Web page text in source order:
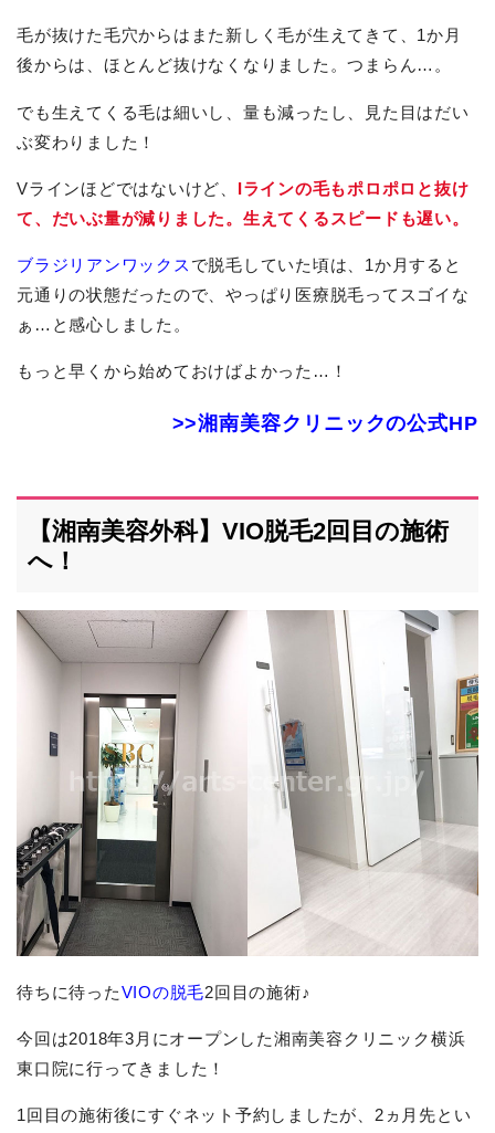
毛が抜けた毛穴からはまた新しく毛が生えてきて、1か月
後からは、ほとんど抜けなくなりました。つまらん…。
でも生えてくる毛は細いし、量も減ったし、見た目はだい
ぶ変わりました！
Vラインほどではないけど、 Iラインの毛もポロポロと抜け
て、だいぶ量が減りました。生えてくるスピードも遅い。
ブラジリアンワックス で脱毛していた頃は、1か月すると
元通りの状態だったので、やっぱり医療脱毛ってスゴイな
ぁ…と感心しました。
もっと早くから始めておけばよかった…！
>>湘南美容クリニックの公式HP
【湘南美容外科】VIO脱毛2回目の施術
へ！
待ちに待ったVIOの脱毛2回目の施術♪
今回は2018年3月にオープンした湘南美容クリニック横浜
東口院に行ってきました！
1回目の施術後にすぐネット予約しましたが、2ヵ月先とい